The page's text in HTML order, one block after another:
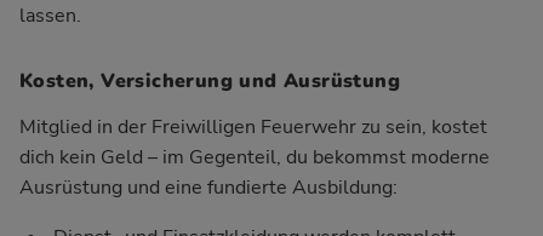
lassen.
Kosten, Versicherung und Ausrüstung
Mitglied in der Freiwilligen Feuerwehr zu sein, kostet
dich kein Geld – im Gegenteil, du bekommst moderne
Ausrüstung und eine fundierte Ausbildung: